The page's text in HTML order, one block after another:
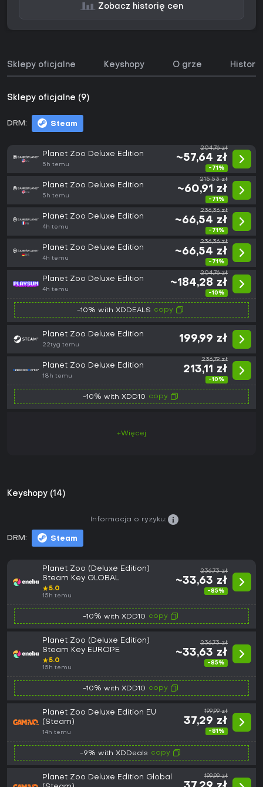
Zobacz historię cen
Sklepy oficjalne Keyshopy O grze
Sklepy oficjalne (9)
DRM: Steam
Planet Zoo Deluxe Edition
5h temu
204,76 zł
~57,64 zł
-71%
Planet Zoo Deluxe Edition
5h temu
215,53 zł
~60,91 zł
-71%
Planet Zoo Deluxe Edition
4h temu
236,36 zł
~66,54 zł
-71%
Planet Zoo Deluxe Edition
4h temu
236,36 zł
~66,54 zł
-71%
Planet Zoo Deluxe Edition
4h temu
204,76 zł
~184,28 zł
-10%
-10% with XDDEALS copy
Planet Zoo Deluxe Edition
22tyg temu
199,99 zł
Planet Zoo Deluxe Edition
18h temu
236,79 zł
213,11 zł
-10%
-10% with XDD10 copy
+Więcej
Keyshopy (14)
DRM: Steam
Informacja o ryzyku:
Planet Zoo (Deluxe Edition)
Steam Key GLOBAL
★5.0
15h temu
236,73 zł
~33,63 zł
-85%
-10% with XDD10 copy
Planet Zoo (Deluxe Edition)
Steam Key EUROPE
★5.0
15h temu
236,73 zł
~33,63 zł
-85%
-10% with XDD10 copy
Planet Zoo Deluxe Edition EU
(Steam)
14h temu
199,99 zł
37,29 zł
-81%
-9% with XDDeals copy
Planet Zoo Deluxe Edition Global
199,99 zł